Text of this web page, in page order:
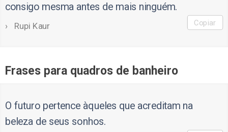
consigo mesma antes de mais ninguém.
Rupi Kaur Copiar
Frases para quadros de banheiro
O futuro pertence àqueles que acreditam na
beleza de seus sonhos.